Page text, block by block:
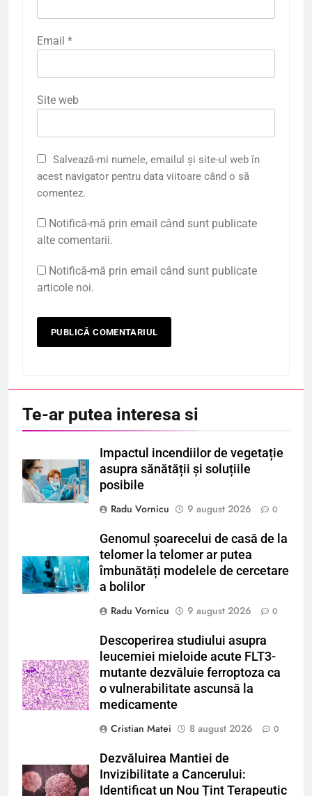
Email *
Site web
Salvează-mi numele, emailul și site-ul web în
acest navigator pentru data viitoare când o să
comentez.
Notifică-mă prin email când sunt publicate
alte comentarii.
Notifică-mă prin email când sunt publicate
articole noi.
Te-ar putea interesa si
Impactul incendiilor de vegetație
asupra sănătății și soluțiile
posibile
Radu Vornicu
9 august 2026 0
Genomul șoarecelui de casă de la
telomer la telomer ar putea
îmbunătăți modelele de cercetare
a bolilor
Radu Vornicu
9 august 2026 0
Descoperirea studiului asupra
leucemiei mieloide acute FLT3-
mutante dezvăluie ferroptoza ca
o vulnerabilitate ascunsă la
medicamente
Cristian Matei
8 august 2026 0
Dezvăluirea Mantiei de
Invizibilitate a Cancerului:
Identificat un Nou Țint Terapeutic